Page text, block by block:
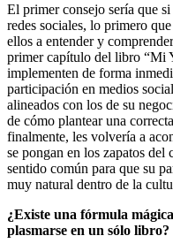
El primer consejo sería que
redes sociales, lo primero
ellos a entender y
primer capítulo del libro “Mi
implementen de forma
participación en medios
alineados con los de su
de cómo plantear una
finalmente, les volvería a
se pongan en los zapatos
sentido común para que su
muy natural dentro de la
¿Existe una fórmula
plasmarse en un sólo libro?